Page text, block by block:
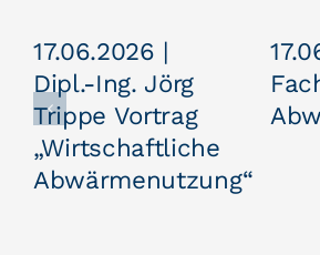
17.06.2026 |
Dipl.-Ing. Jörg
Trippe Vortrag
„Wirtschaftliche
Abwärmenutzung“